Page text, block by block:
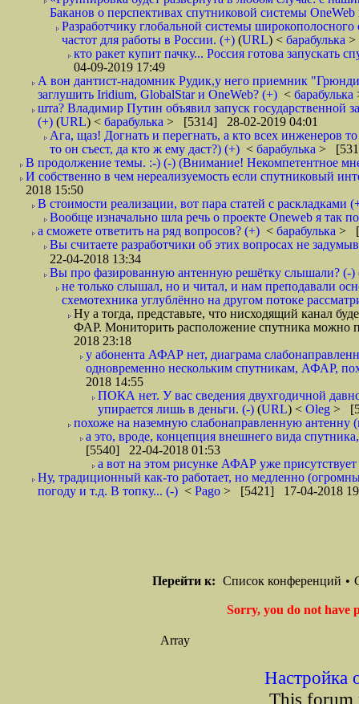
Баканов о перспективах спутниковой системы
Разработчику глобальной системы
частот для работы в России. (+) (URL) < барабулька >
кто ракет купит пачку... Россия готова запускать
04-09-2019 17:49
А вон дантист-надомник Рудик,у него приемник
заглушить Iridium, GlobalStar и OneWeb? (+) < барабулька
шта? Владимир Путин объявил запуск
(+) (URL) < барабулька > [5314] 28-02-2019 04:01
Ага, щаз! Догнать и перегнать, а кто всех инженеров
то он съест, да кто ж ему даст?) (+) < барабулька >
В продолжение темы. :-) (-) (Внимание! Некомпетентное
И собственно в чем нереализуемость если спутниковый
2018 15:50
В стоимости реализации, вот пара статей с раскладками
Вообще изначально шла речь о проекте Oneweb я так
а сможете ответить на ряд вопросов? (+) < барабулька >
Вы считаете разработчики об этих вопросах не
22-04-2018 13:34
Вы про фазированную антенную решётку слышали? (-)
не только слышал, но и читал, и нам преподавали
схемотехника углублённо на другом потоке
Ну а тогда, представьте, что нисходящий канал
ФАР. Мониторить расположение спутника можно
2018 23:18
у абонента АФАР нет, диаграма
одновременно нескольким спутникам, АФАР,
2018 14:55
ПОКА нет. У вас сведения двухгодичной
упирается лишь в деньги. (-) (URL) < Oleg >
похоже на наземную слабонаправленную антенну
а это, вроде, концепция внешнего вида
[5540] 22-04-2018 01:53
а вот на этом рисунке АФАР уже присутствует
Ну, традиционный как-то работает, но медленно
погоду и т.д. В топку... (-) < Pago > [5421] 17-04-2018
Перейти к: Список конференций •
Sorry, you do not have
Array
Настройка
This